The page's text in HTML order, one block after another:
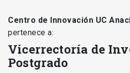
Centro de Innovación UC
pertenece a:
Vicerrectoría de
Postgrado